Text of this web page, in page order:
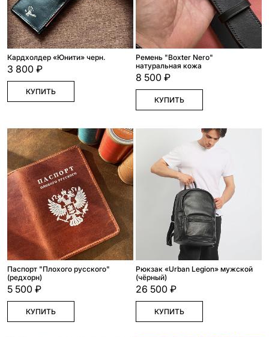
Кардхолдер «Юнити» черн.
3 800 ₽
КУПИТЬ
Ремень "Boxter Nero"
натуральная кожа
8 500 ₽
КУПИТЬ
Паспорт "Плохого русского"
(редхорн)
5 500 ₽
КУПИТЬ
Рюкзак «Urban Legion» мужской
(чёрный)
26 500 ₽
КУПИТЬ